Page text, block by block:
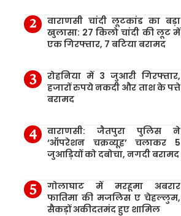
वाराणसी चांदी लूटकांड का बड़ा
खुलासा: 27 किलो चांदी की लूट में
एक गिरफ्तार, 7 बटिया बरामद
रोहनिया में 3 जुआरी गिरफ्तार,
हजारों रुपये नकदी और ताश के पत्ते
बरामद
वाराणसी: जैतपुरा पुलिस ने
‘ऑपरेशन चक्रव्यूह’ चलाकर 5
जुआड़ियों को दबोचा, नगदी बरामद
गोलाघाट में मरहूमा अबरार
फातिमा की मजलिस ए चेहल्लुम,
सैकड़ों अकीदतमंद हुए शामिल